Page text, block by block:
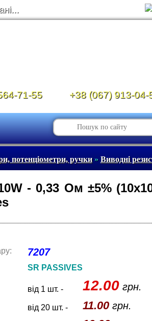
71-55 +38 (067) 913-04-
потенціометри, ручки» Виводні
- 0,33 Ом ±5%
7207
SR PASSIVES
від 1 шт. - 12.00грн.
від 20 шт. - 11.00грн.